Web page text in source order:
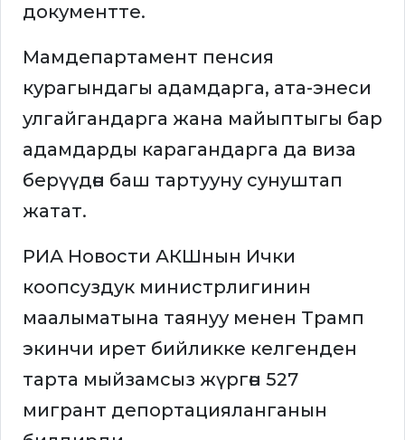
документте.
Мамдепартамент пенсия
курагындагы адамдарга, ата-энеси
улгайгандарга жана майыптыгы бар
адамдарды карагандарга да виза
берүүдөн баш тартууну сунуштап
жатат.
РИА Новости АКШнын Ички
коопсуздук министрлигинин
маалыматына таянуу менен Трамп
экинчи ирет бийликке келгенден
тарта мыйзамсыз жүргөн 527
мигрант депортацияланганын